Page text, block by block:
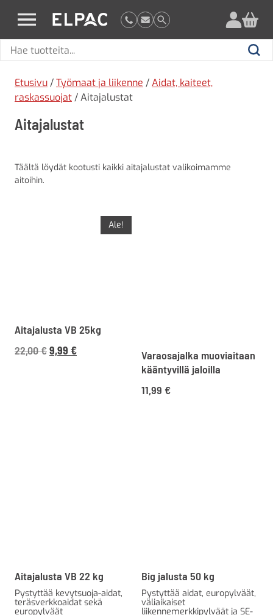
elpac.fi
Hae
Hae
Etusivu /Työmaat ja liikenne /Aidat, kaiteet,
raskassuojat / Aitajalustat
Aitajalustat
Täältä löydät kootusti kaikki aitajalustat valikoimamme
aitoihin.
Ale!
Aitajalusta VB 25kg
22,00€Alkuperäinen
9,99 €Nykyinen
Varaosajalka muoviaitaan
kääntyvillä jaloilla
11,99 €
Aitajalusta VB 22 kg
Pystyttää kevytsuoja-aidat,
teräsverkkoaidat sekä
europylväät
Big jalusta 50 kg
Pystyttää aidat, europylväät,
väliaikaiset
liikennemerkkipylväät ja SE-